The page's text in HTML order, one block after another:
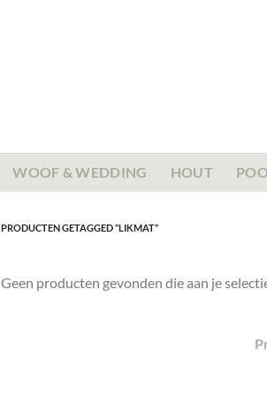
WOOF & WEDDING HOUT
PRODUCTEN GETAGGED “LIKMAT”
Geen producten gevonden die aan je